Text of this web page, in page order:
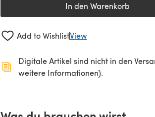
In den Warenkorb
Add to WishlistView
Digitale Artikel sind nicht in den
weitere Informationen).